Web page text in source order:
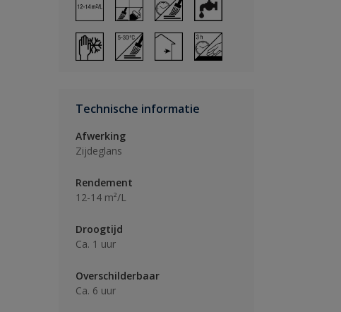
Technische informatie
Afwerking
Zijdeglans
Rendement
12-14 m²/L
Droogtijd
Ca. 1 uur
Overschilderbaar
Ca. 6 uur